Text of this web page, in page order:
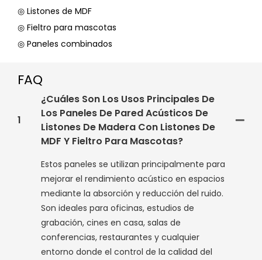
◎ Listones de MDF
◎ Fieltro para mascotas
◎ Paneles combinados
FAQ
1
¿Cuáles Son Los Usos Principales De
Los Paneles De Pared Acústicos De
Listones De Madera Con Listones De
MDF Y Fieltro Para Mascotas?
Estos paneles se utilizan principalmente para
mejorar el rendimiento acústico en espacios
mediante la absorción y reducción del ruido.
Son ideales para oficinas, estudios de
grabación, cines en casa, salas de
conferencias, restaurantes y cualquier
entorno donde el control de la calidad del